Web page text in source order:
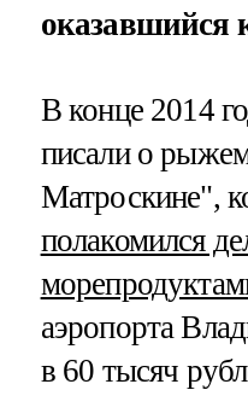
оказавшийся
В конце 2014
писали о
Матроскине",
полакомился
аэропорта
в 60 тысяч